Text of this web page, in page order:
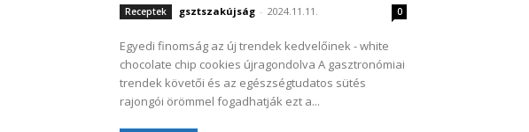
Receptek gsztszakújság - 2024.11.11. 0
Egyedi finomság az új trendek kedvelőinek - white
chocolate chip cookies újragondolva A gasztronómiai
trendek követői és az egészségtudatos sütés
rajongói örömmel fogadhatják ezt a...